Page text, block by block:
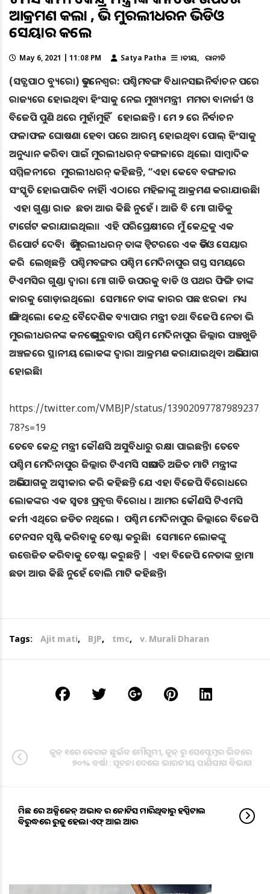
ଆକ୍ରମଣ କଲା , ଭି ମୁରଲୀଧରନ ଭିଡିଓ
ସେୟାର କଲେ
May 6, 2021 | 11:08 PM Satya Patha ଜାତୀୟ ରାଜନୀତି
(ସତ୍ଯପାଠ ବ୍ୟୁରୋ) ଭୁବନେଶ୍ୱର: ପଶ୍ଚିମବଙ୍ଗ ବିଧାନସଭା ନିର୍ବାଚନ ପରେ
ରାଜ୍ୟରେ ହୋଇଥିବା ହିଂସାକୁ ନେଇ ମୁଖ୍ୟମନ୍ତ୍ରୀ ମମତା ବାନାର୍ଜୀ ଓ
ବିଜେପି ପୁଣି ଥରେ ମୁହାଁମୁହିଁ ହୋଇଛନ୍ତି । ମେ ୨ ରେ ନିର୍ବାଚନ
ଫଳାଫଳ ଘୋଷଣା ହେବା ପରେ ଆରମ୍ଭ ହୋଇଥିବା ପୋଲ୍ ହିଂସାକୁ
ଅନୁଧ୍ୟାନ କରିବା ପାଇଁ ମୁରଲୀଧରନ୍ ବଙ୍ଗଳାରେ ଥିଲେ। ସାମ୍ବାଦିକ
ସମ୍ମିଳନୀରେ ମୁରଲୀଧରନ୍ କହିଛନ୍ତି, “ଏହା କେବେ ବଙ୍ଗଳାର
ସଂସ୍କୃତି ହୋଇପାରିବ ନାହିଁ। ଏଠାରେ ମହିଳାଙ୍କୁ ଆକ୍ରମଣ କରାଯାଉଛି।
ଏହା ଗୁଣ୍ଡା ରାଜ ଛଡା ଆଉ କିଛି ନୁହେଁ । ଆଜି ବି ମୋ ଗାଡିକୁ
ଟାର୍ଗେଟ କରାଯାଇଥିଲା। ଏହି ପରିପ୍ରେକ୍ଷୀରେ ମୁଁ କେନ୍ଦ୍ରକୁ ଏକ
ରିପୋର୍ଟ ଦେବି। ଭି ମୁରଲୀଧରନ୍ ତାଙ୍କ ଟ୍ୱିଟରରେ ଏକ ଭିଡିଓ ସେୟାର
କରି ଲେଖିଛନ୍ତି ପଶ୍ଚିମବଙ୍ଗର ପଶ୍ଚିମ ମେଦିନାପୁର ଗସ୍ତ ସମୟରେ
ଟିଏମସିର ଗୁଣ୍ଡା ଦ୍ବାରା ମୋ ଗାଡି ଉପରକୁ ବାଡି ଓ ପଥର ଫିଙ୍ଗି ତାଙ୍କ
କାରକୁ ଗୋଡ଼ାଇଥିଲେ। ସେମାନେ ତାଙ୍କ କାରର ପଛ ଝରକା ମଧ୍ୟ
ଭାଙ୍ଗିଥିଲେ। କେନ୍ଦ୍ର ବୈଦେଶିକ ବ୍ୟାପାର ମନ୍ତ୍ରୀ ତଥା ବିଜେପି ନେତା ଭି
ମୁରଲୀଧରନଙ୍କ କନଭେ ଗୁରୁବାର ପଶ୍ଚିମ ମେଦିନାପୁର ଜିଲ୍ଲାର ପଞ୍ଚଖୁଡି
ଅଞ୍ଚଳରେ ସ୍ଥାନୀୟ ଲୋକଙ୍କ ଦ୍ବାରା ଆକ୍ରମଣ କରାଯାଇଥିବା ଅଭିଯୋଗ
ହୋଇଛି।
https://twitter.com/VMBJP/status/13902097787989237
78?s=19
ତେବେ କେନ୍ଦ୍ର ମନ୍ତ୍ରୀ କୌଣସି ଅସୁବିଧାରୁ ରକ୍ଷା ପାଇଛନ୍ତି। ତେବେ
ପଶ୍ଚିମ ମେଦିନାପୁର ଜିଲ୍ଲାର ଟିଏମସି ସଭାପତି ଅଜିତ ମାଟି ମନ୍ତ୍ରୀଙ୍କ
ଅଭିଯୋଗକୁ ଅସ୍ୱୀକାର କରି କହିଛନ୍ତି ଯେ ଏହା ବିଜେପି ବିରୋଧରେ
ଲୋକଙ୍କର ଏକ ସ୍ୱତଃ ପ୍ରବୃତ୍ତ ବିରୋଧ । ଆମର କୌଣସି ଟିଏମସି
କର୍ମୀ ଏଥିରେ ଜଡିତ ନଥିଲେ । ପଶ୍ଚିମ ମେଦିନାପୁର ଜିଲ୍ଲାରେ ବିଜେପି
ଟେନସନ ସୃଷ୍ଟି କରିବାକୁ ଚେଷ୍ଟା କରୁଛି। ସେମାନେ ଲୋକଙ୍କୁ
ଉତ୍ତେଜିତ କରିବାକୁ ଚେଷ୍ଟା କରୁଛନ୍ତି | ଏହା ବିଜେପି ନେତାଙ୍କ ଡ୍ରାମା
ଛଡା ଆଉ କିଛି ନୁହେଁ ବୋଲି ମାଟି କହିଛନ୍ତି।
Tags: Ajit mati, BJP, tmc, v. Murali Dharan
ଜୁନ୍ ୧ରେ କେରଳ ଛୁଇଁବ ମୌସୁମୀ, ଜୁନ୍ ରୁ ସେପ୍ଟେମ୍ବର ଭିତରେ
୭୦% ବର୍ଷା : ସୂଚନା ଦେଲେ ଭାରତୀୟ ପାଣିପାଗ ବିଭାଗ
ମିଛ ରେ ଅକ୍ସିଜେନ୍ ଅଭାବ ର ନୋଟିସ ମାରିଥିବାରୁ ହସ୍ପିଟାଲ
ବିରୁଦ୍ଧରେ ରୁଜୁ ହେଲା ଏଫ୍ ଆଇ ଆର